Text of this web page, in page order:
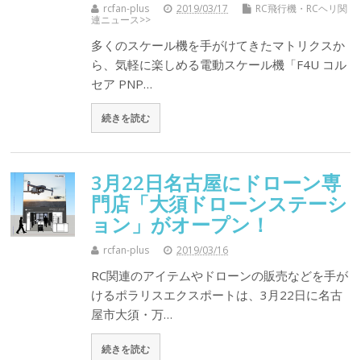
rcfan-plus 2019/03/17
RC飛行機・RCヘリ関
連ニュース>>
多くのスケール機を手がけてきたマトリクスか
ら、気軽に楽しめる電動スケール機「F4U コル
セア PNP…
続きを読む
3月22日名古屋にドローン専
門店「大須ドローンステーシ
ョン」がオープン！
rcfan-plus 2019/03/16
RC関連のアイテムやドローンの販売などを手が
けるポラリスエクスポートは、3月22日に名古
屋市大須・万…
続きを読む